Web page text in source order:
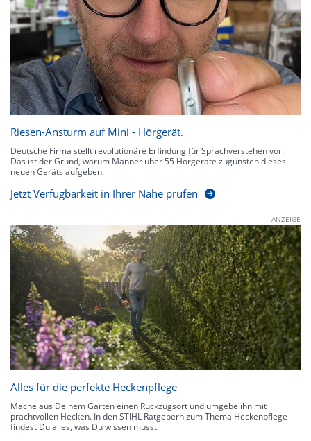
Riesen-Ansturm auf Mini - Hörgerät.
Deutsche Firma stellt revolutionäre Erfindung für Sprachverstehen vor.
Das ist der Grund, warum Männer über 55 Hörgeräte zugunsten dieses
neuen Geräts aufgeben.
Jetzt Verfügbarkeit in Ihrer Nähe prüfen
ANZEIGE
Alles für die perfekte Heckenpflege
Mache aus Deinem Garten einen Rückzugsort und umgebe ihn mit
prachtvollen Hecken. In den STIHL Ratgebern zum Thema Heckenpflege
findest Du alles, was Du wissen musst.